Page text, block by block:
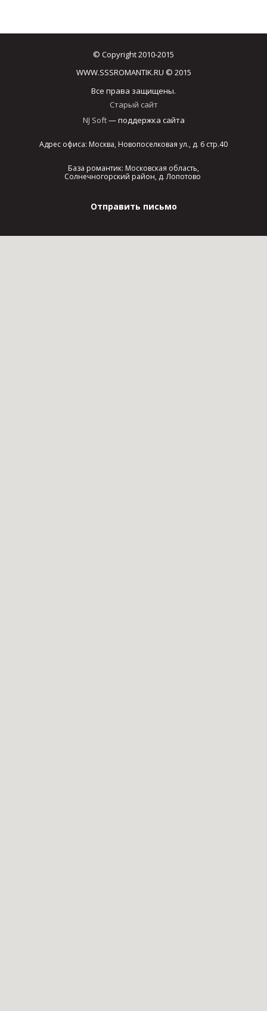
© Copyright 2010-2015
WWW.SSSROMANTIK.RU © 2015
Все права защищены.
Старый сайт
NJ Soft— поддержка сайта
Адрес офиса: Москва, Новопоселковая ул., д. 6 стр.40
База романтик: Московская область,
Солнечногорский район, д. Лопотово
Отправить письмо